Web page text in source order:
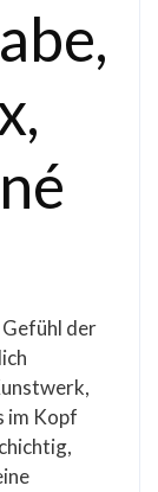
Gefühl der
im Kopf